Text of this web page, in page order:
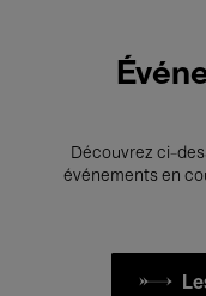
Découvrez ci-
événements en